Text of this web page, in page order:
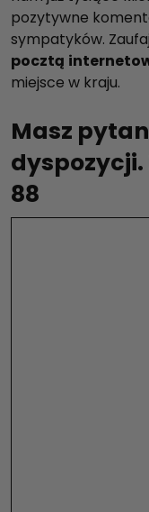
pozytywne
sympatyków.
pocztą
miejsce w kraju.
Masz
dyspozycji.
88